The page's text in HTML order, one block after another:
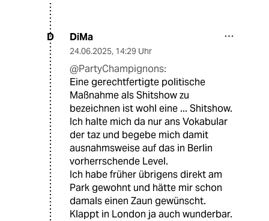
D DiMa
24.06.2025, 14:29 Uhr
@PartyChampignons:
Eine gerechtfertigte politische
Maßnahme als Shitshow zu
bezeichnen ist wohl eine ... Shitshow.
Ich halte mich da nur ans Vokabular
der taz und begebe mich damit
ausnahmsweise auf das in Berlin
vorherrschende Level.
Ich habe früher übrigens direkt am
Park gewohnt und hätte mir schon
damals einen Zaun gewünscht.
Klappt in London ja auch wunderbar.